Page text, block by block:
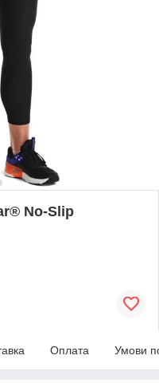
No-Slip
Оплата Умови